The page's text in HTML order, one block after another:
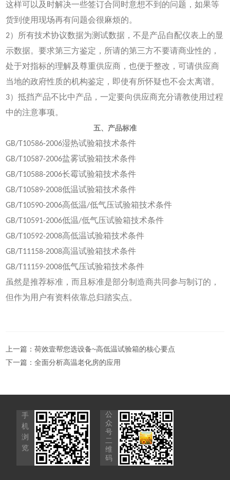
这样可以及时解决一些签订合同时意想不到的问题，如果等
货到使用现场再有问题会很麻烦的。
2）所有技术协议数据为测试数据，不是产品自配仪表上的显
示数据。要求第三方鉴定，所请的第三方不要请商业性的，
处于对指标的理解及尊重供应商，也便于整改，可请供应商
当地的政府性质的机构鉴定，即使有所怀疑也不会太离谱。
3）抵挡产品不比中产品，一定要向供应商充分请教使用过程
中的注意事项。
五、产品标准
GB/T10586-2006湿热试验箱技术条件
GB/T10587-2006盐雾试验箱技术条件
GB/T10588-2006长霉试验箱技术条件
GB/T10589-2008低温试验箱技术条件
GB/T10590-2006高低温/低气压试验箱技术条件
GB/T10591-2006低温/低气压试验箱技术条件
GB/T10592-2008高低温试验箱技术条件
GB/T11158-2008高温试验箱技术条件
GB/T11159-2008低气压试验箱技术条件
虽然是推荐标准，而且标准是部分制造商共同参与制订的，
但作为用户有资料依靠总归踏实点。
上一篇：荷效壹帮您选设备~高低温试验箱的核心要点
下一篇：全面分析高温老化房的应用
手
机
浏
览
公
众
号
二
维
码